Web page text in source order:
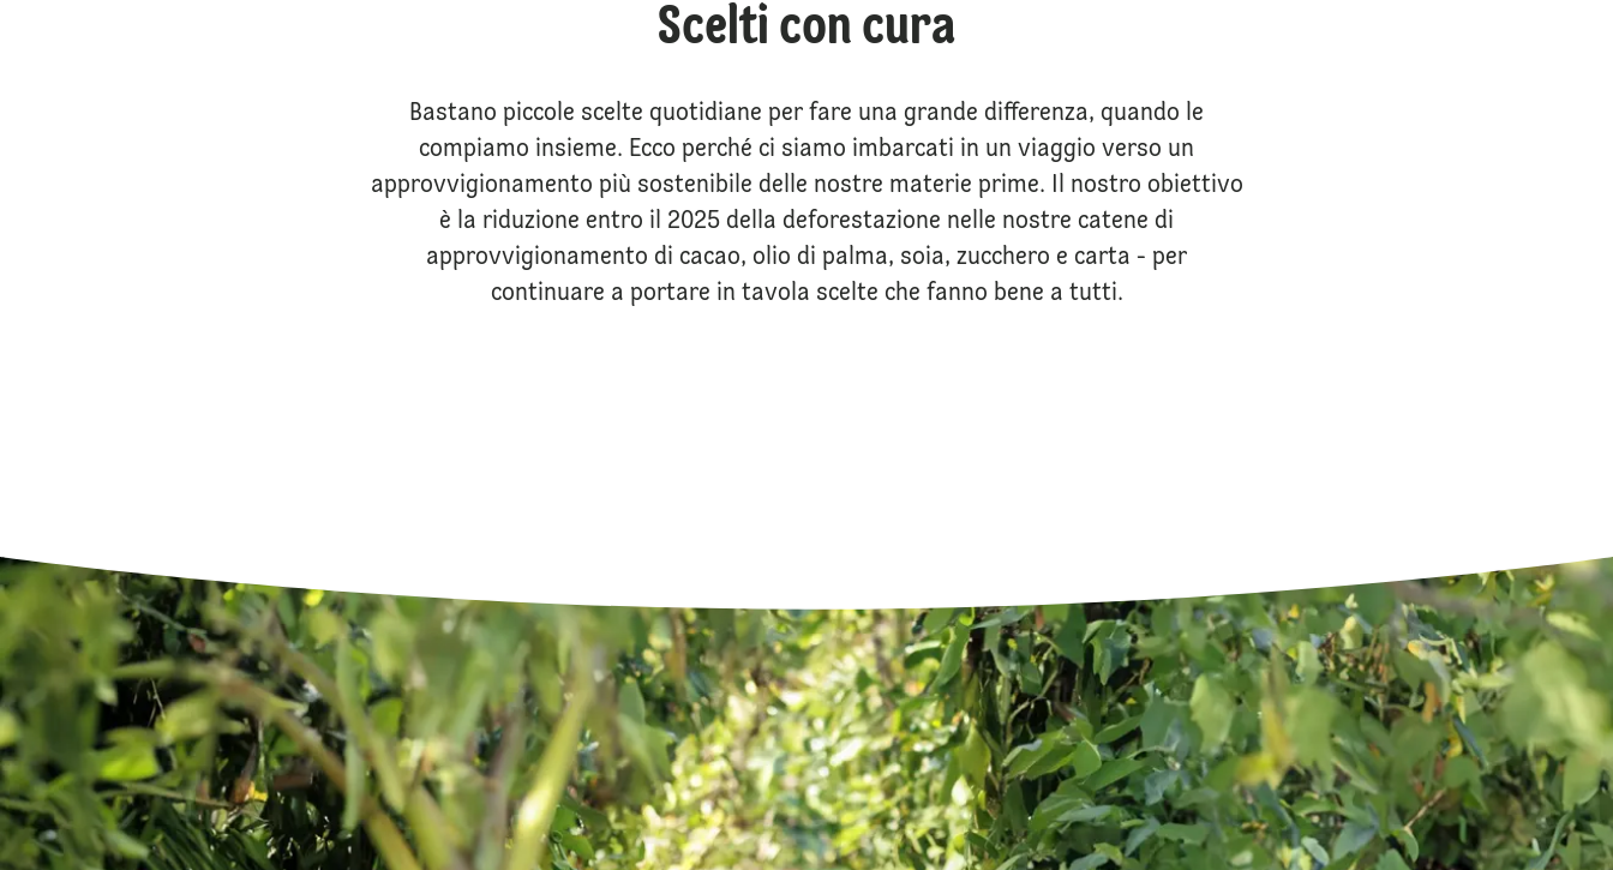
Scelti con cura
Bastano piccole scelte quotidiane per fare una grande differenza, quando le
compiamo insieme. Ecco perché ci siamo imbarcati in un viaggio verso un
approvvigionamento più sostenibile delle nostre materie prime. Il nostro obiettivo
è la riduzione entro il 2025 della deforestazione nelle nostre catene di
approvvigionamento di cacao, olio di palma, soia, zucchero e carta - per
continuare a portare in tavola scelte che fanno bene a tutti.